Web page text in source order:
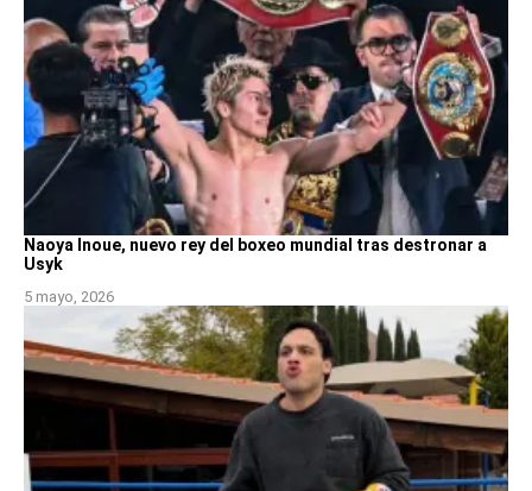
Naoya Inoue, nuevo rey del boxeo mundial tras destronar a
Usyk
5 mayo, 2026